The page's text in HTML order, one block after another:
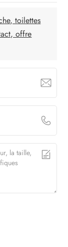
toilettes
offre